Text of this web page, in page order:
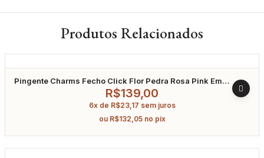
Produtos Relacionados
Pingente Charms Fecho Click Flor Pedra Rosa Pink Em
Zircônia Banhado A RódioR$139,00
6x de R$23,17 sem juros
ou R$132,05 no pix